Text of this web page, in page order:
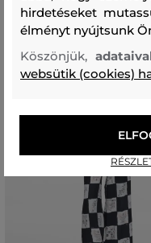
hirdetéseket
élményt nyújtsunk
Köszönjük,
websütik (cookies)